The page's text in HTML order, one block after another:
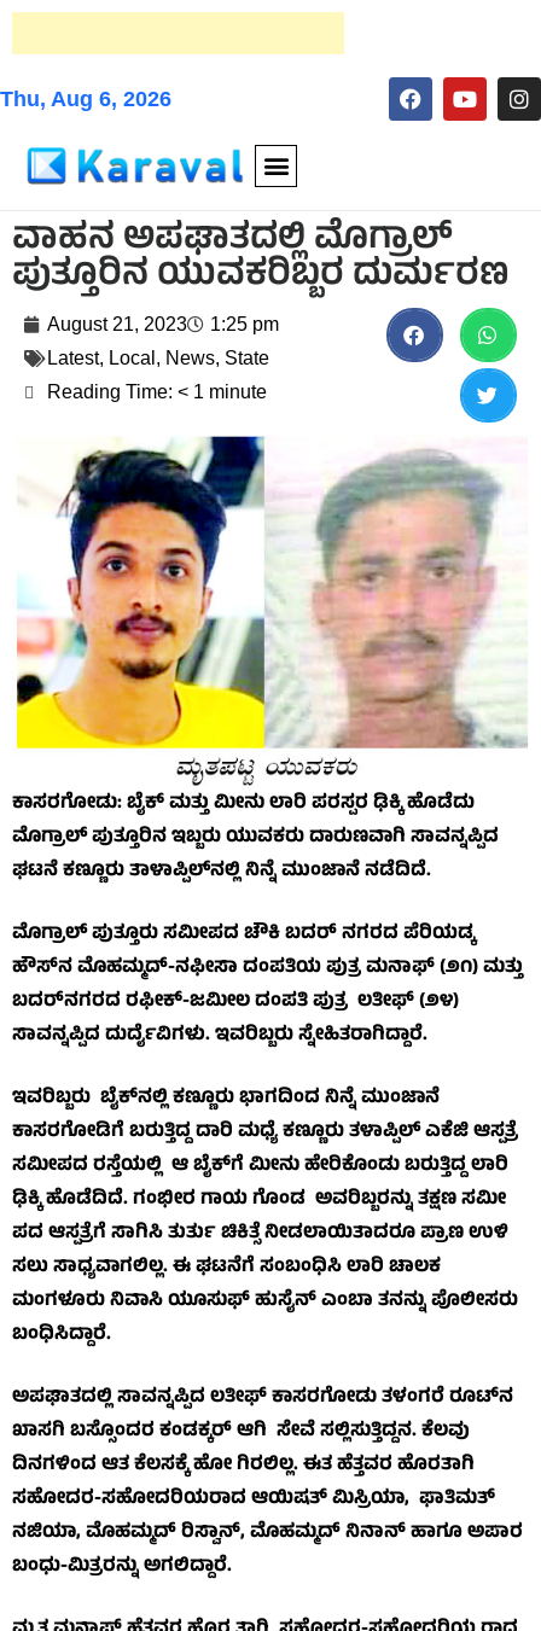
Thu, Aug 6, 2026
ವಾಹನ ಅಪಘಾತದಲ್ಲಿ ಮೊಗ್ರಾಲ್
ಪುತ್ತೂರಿನ ಯುವಕರಿಬ್ಬರ ದುರ್ಮರಣ
August 21, 2023
1:25 pm
Latest, Local , News, State
Reading Time: < 1 minute
ಕಾಸರಗೋಡು: ಬೈಕ್ ಮತ್ತು ಮೀನು ಲಾರಿ ಪರಸ್ಪರ ಢಿಕ್ಕಿ ಹೊಡೆದು
ಮೊಗ್ರಾಲ್ ಪುತ್ತೂರಿನ ಇಬ್ಬರು ಯುವಕರು ದಾರುಣವಾಗಿ ಸಾವನ್ನಪ್ಪಿದ
ಘಟನೆ ಕಣ್ಣೂರು ತಾಳಾಪ್ಪಿಲ್‌ನಲ್ಲಿ ನಿನ್ನೆ ಮುಂಜಾನೆ ನಡೆದಿದೆ.
ಮೊಗ್ರಾಲ್ ಪುತ್ತೂರು ಸಮೀಪದ ಚೌಕಿ ಬದರ್ ನಗರದ ಪೆರಿಯಡ್ಕ
ಹೌಸ್‌ನ ಮೊಹಮ್ಮದ್-ನಫೀಸಾ ದಂಪತಿಯ ಪುತ್ರ ಮನಾಫ್ (೨೧) ಮತ್ತು
ಬದರ್‌ನಗರದ ರಫೀಕ್-ಜಮೀಲ ದಂಪತಿ ಪುತ್ರ ಲತೀಫ್ (೨೪)
ಸಾವನ್ನಪ್ಪಿದ ದುರ್ದೈವಿಗಳು. ಇವರಿಬ್ಬರು ಸ್ನೇಹಿತರಾಗಿದ್ದಾರೆ.
ಇವರಿಬ್ಬರು ಬೈಕ್‌ನಲ್ಲಿ ಕಣ್ಣೂರು ಭಾಗದಿಂದ ನಿನ್ನೆ ಮುಂಜಾನೆ
ಕಾಸರಗೋಡಿಗೆ ಬರುತ್ತಿದ್ದ ದಾರಿ ಮಧ್ಯೆ ಕಣ್ಣೂರು ತಳಾಪ್ಪಿಲ್ ಎಕೆಜಿ ಆಸ್ಪತ್ರೆ
ಸಮೀಪದ ರಸ್ತೆಯಲ್ಲಿ ಆ ಬೈಕ್‌ಗೆ ಮೀನು ಹೇರಿಕೊಂಡು ಬರುತ್ತಿದ್ದ ಲಾರಿ
ಢಿಕ್ಕಿ ಹೊಡೆದಿದೆ. ಗಂಭೀರ ಗಾಯ ಗೊಂಡ ಅವರಿಬ್ಬರನ್ನು ತಕ್ಷಣ ಸಮೀ
ಪದ ಆಸ್ಪತ್ರೆಗೆ ಸಾಗಿಸಿ ತುರ್ತು ಚಿಕಿತ್ಸೆ ನೀಡಲಾಯಿತಾದರೂ ಪ್ರಾಣ ಉಳಿ
ಸಲು ಸಾಧ್ಯವಾಗಲಿಲ್ಲ. ಈ ಘಟನೆಗೆ ಸಂಬಂಧಿಸಿ ಲಾರಿ ಚಾಲಕ
ಮಂಗಳೂರು ನಿವಾಸಿ ಯೂಸುಫ್ ಹುಸೈನ್ ಎಂಬಾ ತನನ್ನು ಪೊಲೀಸರು
ಬಂಧಿಸಿದ್ದಾರೆ.
ಅಪಘಾತದಲ್ಲಿ ಸಾವನ್ನಪ್ಪಿದ ಲತೀಫ್ ಕಾಸರಗೋಡು ತಳಂಗರೆ ರೂಟ್‌ನ
ಖಾಸಗಿ ಬಸ್ಸೊಂದರ ಕಂಡಕ್ಕರ್ ಆಗಿ ಸೇವೆ ಸಲ್ಲಿಸುತ್ತಿದ್ದನ. ಕೆಲವು
ದಿನಗಳಿಂದ ಆತ ಕೆಲಸಕ್ಕೆ ಹೋ ಗಿರಲಿಲ್ಲ. ಈತ ಹೆತ್ತವರ ಹೊರತಾಗಿ
ಸಹೋದರ-ಸಹೋದರಿಯರಾದ ಆಯಿಷತ್ ಮಿಸ್ರಿಯಾ, ಫಾತಿಮತ್
ನಜಿಯಾ, ಮೊಹಮ್ಮದ್ ರಿಸ್ವಾನ್, ಮೊಹಮ್ಮದ್ ನಿನಾನ್ ಹಾಗೂ ಅಪಾರ
ಬಂಧು-ಮಿತ್ರರನ್ನು ಅಗಲಿದ್ದಾರೆ.